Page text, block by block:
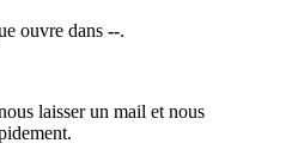
ouvre dans --.
laisser un mail et nous